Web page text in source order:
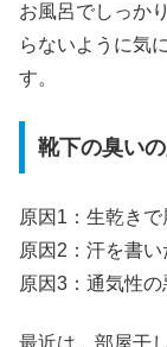
お風呂でしっか
らないように気
す。
靴下の臭い
原因1：生乾き
原因2：汗を書
原因3：通気性